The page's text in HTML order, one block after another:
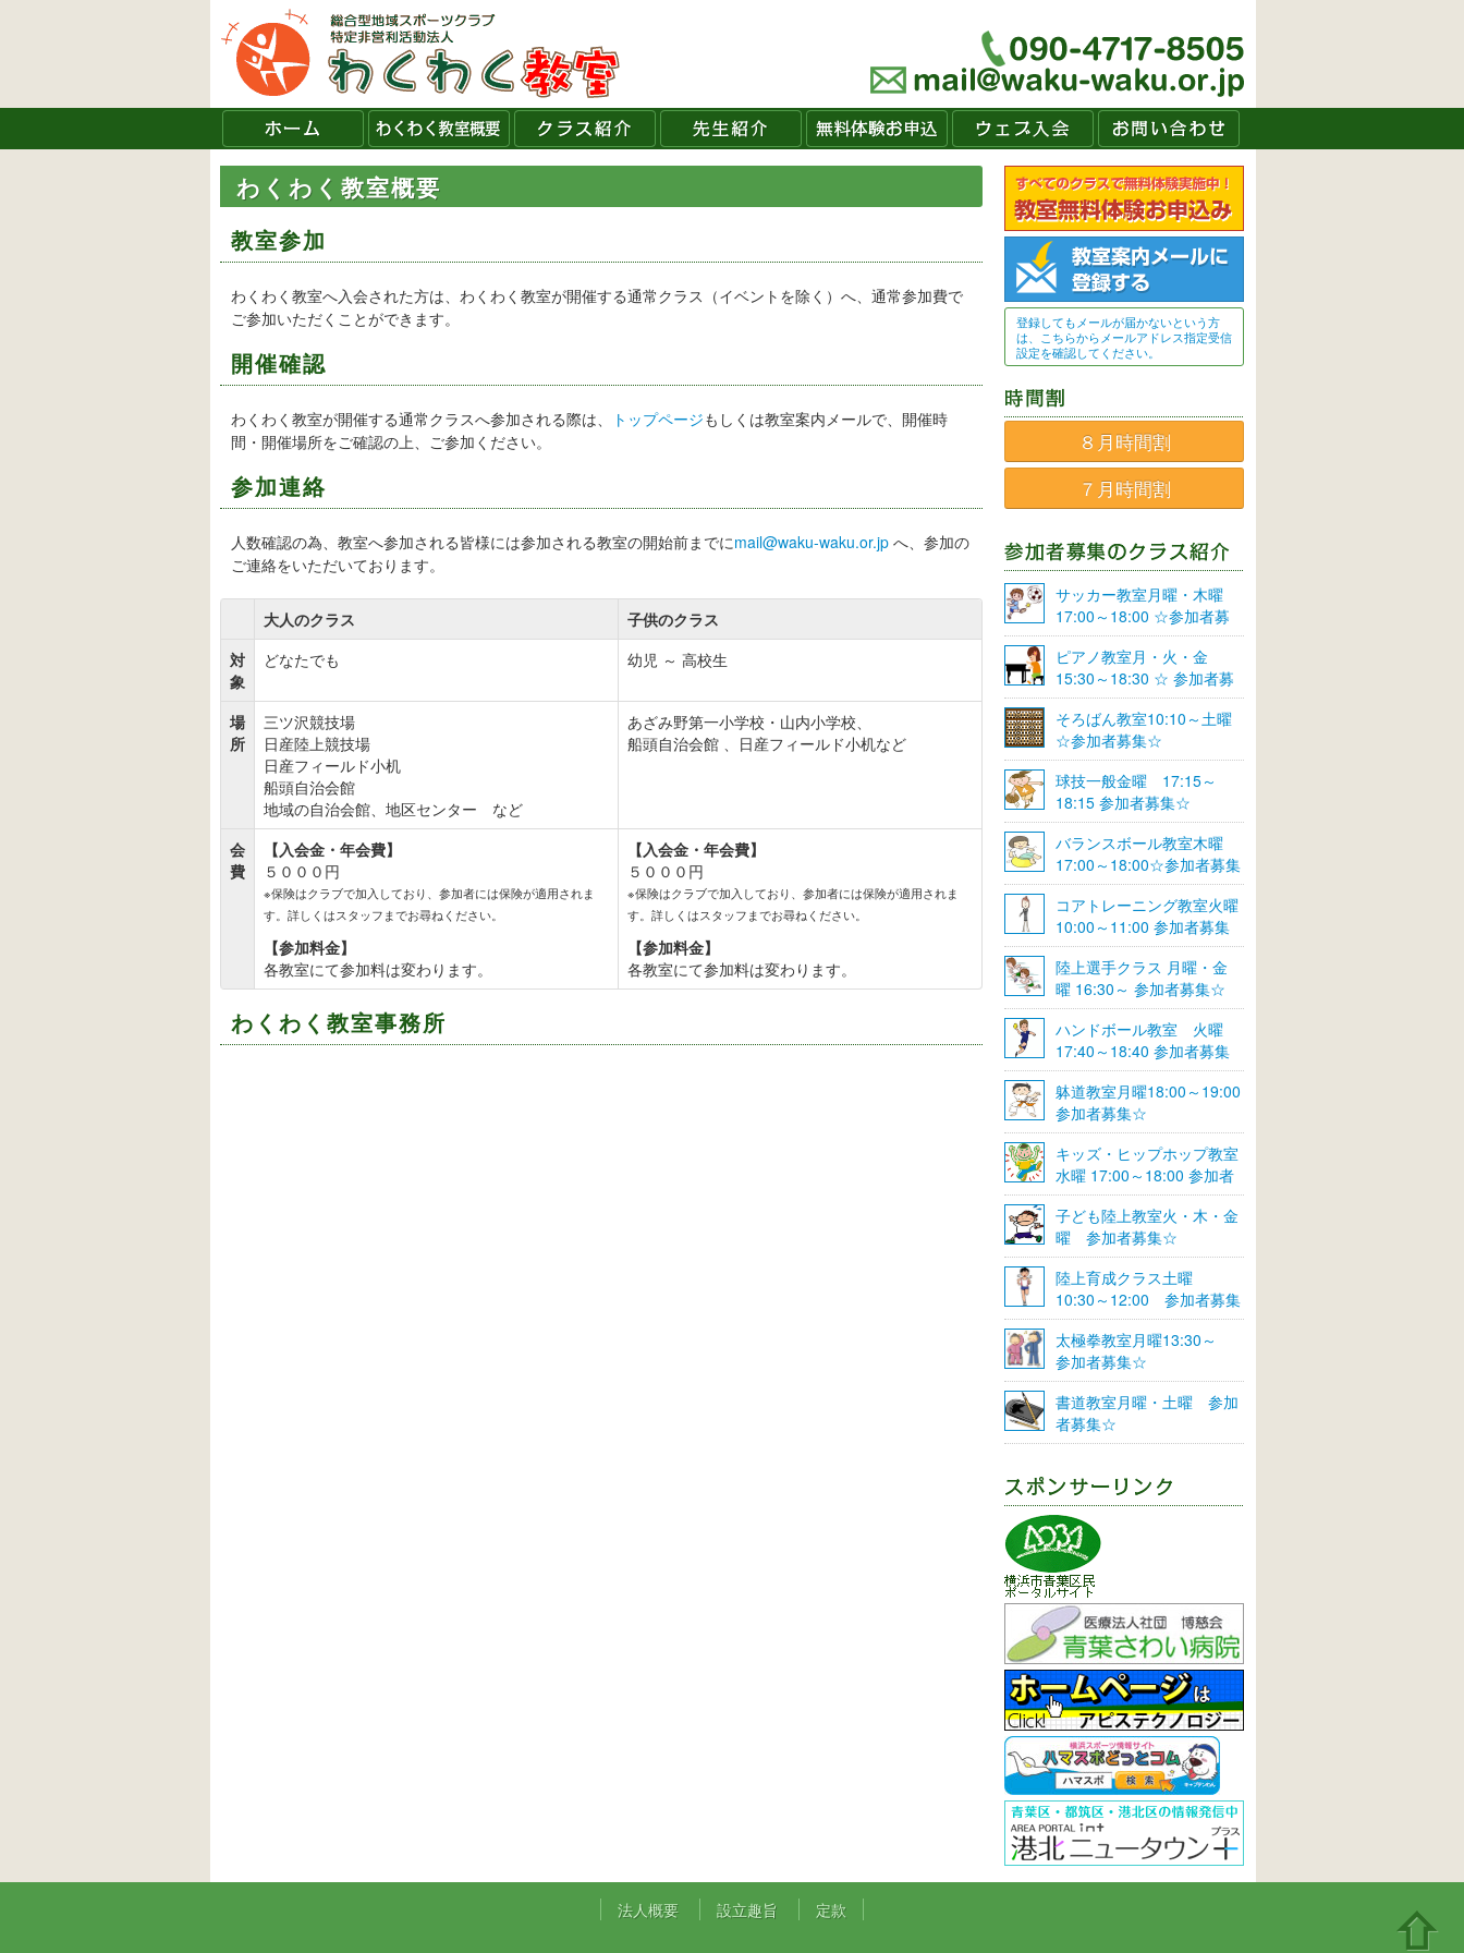
わくわく教室概要
教室参加
わくわく教室へ入会された方は、わくわく教室が開催する通常クラス（イベントを除く）へ、通常参加費で
ご参加いただくことができます。
開催確認
わくわく教室が開催する通常クラスへ参加される際は、 トップページもしくは教室案内メールで、開催時
間・開催場所をご確認の上、ご参加ください。
参加連絡
人数確認の為、教室へ参加される皆様には参加される教室の開始前までにmail@waku-waku.or.jp へ、参加の
ご連絡をいただいております。
大人のクラス
子供のクラス
対
象
どなたでも 幼児 ～ 高校生
場
所
三ツ沢競技場
日産陸上競技場
日産フィールド小机
船頭自治会館
地域の自治会館、地区センター など
あざみ野第一小学校・山内小学校、
船頭自治会館 、日産フィールド小机など
会
費
【入会金・年会費】
５０００円
※保険はクラブで加入しており、参加者には保険が適用されま
す。詳しくはスタッフまでお尋ねください。
【参加料金】
各教室にて参加料は変わります。
【入会金・年会費】
５０００円
※保険はクラブで加入しており、参加者には保険が適用されま
す。詳しくはスタッフまでお尋ねください。
【参加料金】
各教室にて参加料は変わります。
わくわく教室事務所
登録してもメールが届かないという方
は、こちらからメールアドレス指定受信
設定を確認してください。
８月時間割
７月時間割
サッカー教室月曜・木曜
17:00～18:00 ☆参加者募
集☆
ピアノ教室月・火・金
15:30～18:30 ☆ 参加者募
集☆
そろばん教室10:10～土曜
☆参加者募集☆
球技一般金曜 17:15～
18:15 参加者募集☆
バランスボール教室木曜
17:00～18:00☆参加者募集
☆
コアトレーニング教室火曜
10:00～11:00 参加者募集
陸上選手クラス 月曜・金
曜 16:30～ 参加者募集☆
ハンドボール教室 火曜
17:40～18:40 参加者募集
☆
躰道教室月曜18:00～19:00
参加者募集☆
キッズ・ヒップホップ教室
水曜 17:00～18:00 参加者
募集☆
子ども陸上教室火・木・金
曜 参加者募集☆
陸上育成クラス土曜
10:30～12:00 参加者募集
☆
太極拳教室月曜13:30～
参加者募集☆
書道教室月曜・土曜 参加
者募集☆
法人概要 設立趣旨 定款